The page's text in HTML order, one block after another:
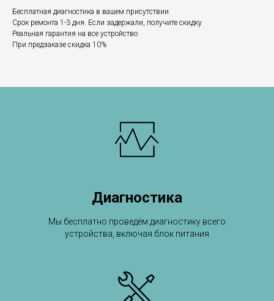
Бесплатная диагностика в вашем присутствии
Срок ремонта 1-3 дня. Если задержали, получите скидку
Реальная гарантия на все устройство
При предзаказе скидка 10%
Диагностика
Мы бесплатно проведём диагностику всего
устройства, включая блок питания